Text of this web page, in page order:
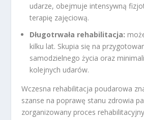
udarze, obejmuje intensywną
terapię zajęciową.
Długotrwała rehabilitacja:
kilku lat. Skupia się na
samodzielnego życia oraz
kolejnych udarów.
Wczesna rehabilitacja poudarowa
szanse na poprawę stanu zdrowia
zorganizowany proces